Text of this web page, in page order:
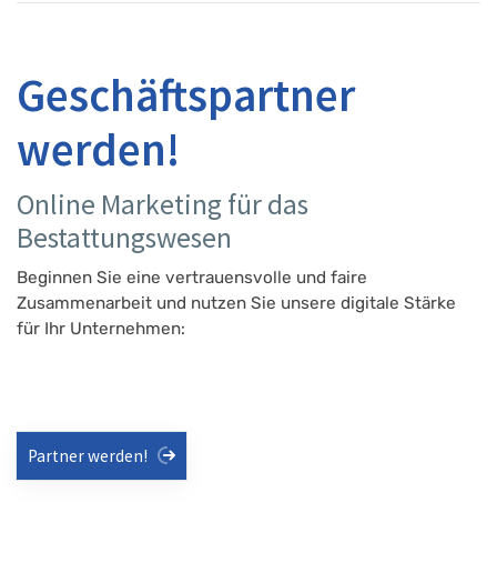
Geschäftspartner
werden!
Online Marketing für das
Bestattungswesen
Beginnen Sie eine vertrauensvolle und faire
Zusammenarbeit und nutzen Sie unsere digitale Stärke
für Ihr Unternehmen:
Partner werden!